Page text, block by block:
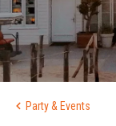
Party & Events